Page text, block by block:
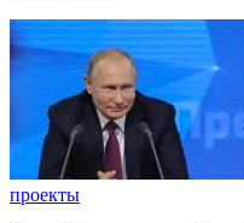
проекты